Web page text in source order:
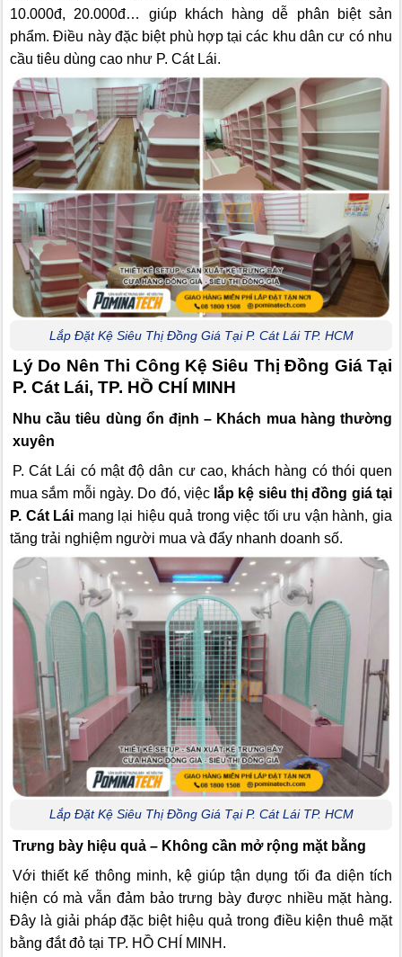
10.000đ, 20.000đ… giúp khách hàng dễ phân biệt sản
phẩm. Điều này đặc biệt phù hợp tại các khu dân cư có nhu
cầu tiêu dùng cao như P. Cát Lái.
Lắp Đặt Kệ Siêu Thị Đồng Giá Tại P. Cát Lái TP. HCM
Lý Do Nên Thi Công Kệ Siêu Thị Đồng Giá Tại
P. Cát Lái, TP. HỒ CHÍ MINH
Nhu cầu tiêu dùng ổn định – Khách mua hàng thường
xuyên
P. Cát Lái có mật độ dân cư cao, khách hàng có thói quen
mua sắm mỗi ngày. Do đó, việc lắp kệ siêu thị đồng giá tại
P. Cát Lái mang lại hiệu quả trong việc tối ưu vận hành, gia
tăng trải nghiệm người mua và đẩy nhanh doanh số.
Lắp Đặt Kệ Siêu Thị Đồng Giá Tại P. Cát Lái TP. HCM
Trưng bày hiệu quả – Không cần mở rộng mặt bằng
Với thiết kế thông minh, kệ giúp tận dụng tối đa diện tích
hiện có mà vẫn đảm bảo trưng bày được nhiều mặt hàng.
Đây là giải pháp đặc biệt hiệu quả trong điều kiện thuê mặt
bằng đắt đỏ tại TP. HỒ CHÍ MINH.